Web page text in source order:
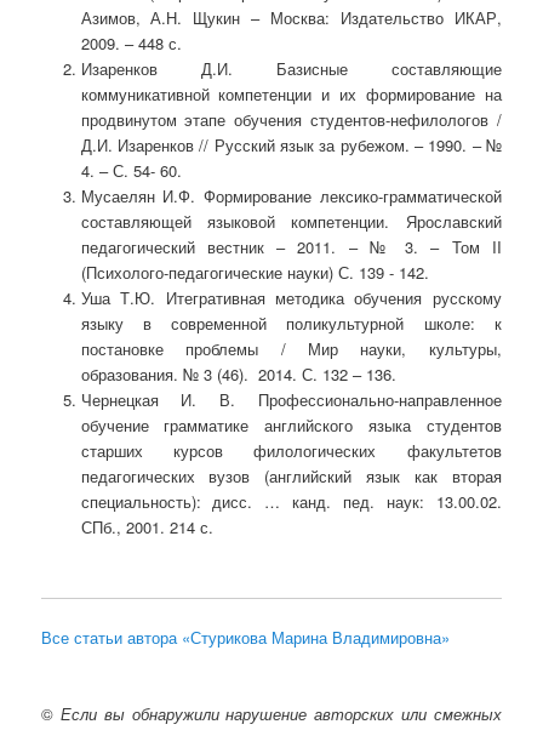
Азимов, А.Н. Щукин – Москва: Издательство ИКАР,
2009. – 448 с.
Изаренков Д.И. Базисные составляющие
коммуникативной компетенции и их формирование на
продвинутом этапе обучения студентов-нефилологов /
Д.И. Изаренков // Русский язык за рубежом. – 1990. – №
4. – С. 54- 60.
Мусаелян И.Ф. Формирование лексико-грамматической
составляющей языковой компетенции. Ярославский
педагогический вестник – 2011. – № 3. – Том II
(Психолого-педагогические науки) С. 139 - 142.
Уша Т.Ю. Итегративная методика обучения русскому
языку в современной поликультурной школе: к
постановке проблемы / Мир науки, культуры,
образования. № 3 (46). 2014. С. 132 – 136.
Чернецкая И. В. Профессионально-направленное
обучение грамматике английского языка студентов
старших курсов филологических факультетов
педагогических вузов (английский язык как вторая
специальность): дисс. … канд. пед. наук: 13.00.02.
СПб., 2001. 214 с.
Все статьи автора «Стурикова Марина Владимировна»
© Если вы обнаружили нарушение авторских или смежных